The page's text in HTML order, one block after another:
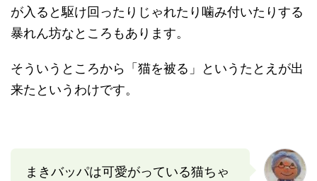
が入ると駆け回ったりじゃれたり噛み付いたりする
暴れん坊なところもあります。
そういうところから「猫を被る」というたとえが出
来たというわけです。
まきバッパは可愛がっている猫ちゃ